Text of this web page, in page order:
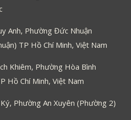
Anh, Phường Đức Nhuận
TP Hồ Chí Minh, Việt Nam
Khiêm, Phường Hòa Bình
Hồ Chí Minh, Việt Nam
Phường An Xuyên (Phường 2)